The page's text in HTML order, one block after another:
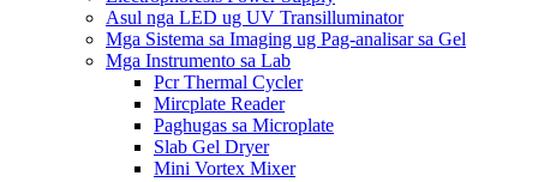
Asul nga LED ug UV Transilluminator
Mga Sistema sa Imaging ug Pag-analisar sa Gel
Mga Instrumento sa Lab
Pcr Thermal Cycler
Mircplate Reader
Paghugas sa Microplate
Slab Gel Dryer
Mini Vortex Mixer